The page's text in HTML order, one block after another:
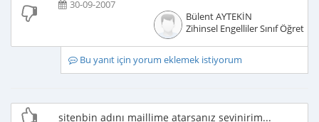
30-09-2007
Bülent AYTEKİN
Zihinsel Engelliler Sınıf
Bu yanıt için yorum eklemek istiyorum
sitenbin adını maillime atarsanız sevinirim...